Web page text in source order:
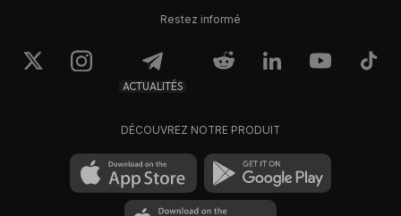
Restez informé
ACTUALITÉS
DÉCOUVREZ NOTRE PRODUIT